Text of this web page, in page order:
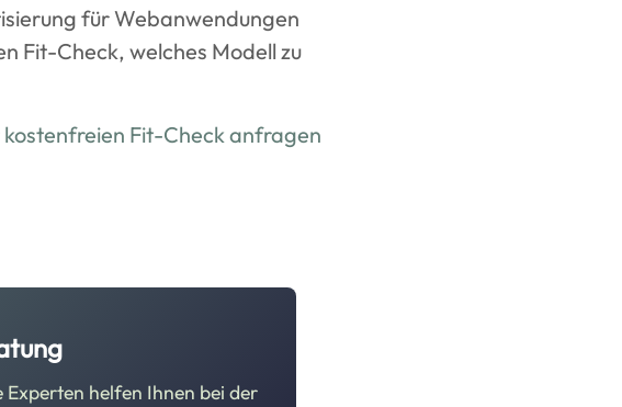
für Webanwendungen
Fit-Check, welches Modell zu
Fit-Check anfragen
helfen Ihnen bei der